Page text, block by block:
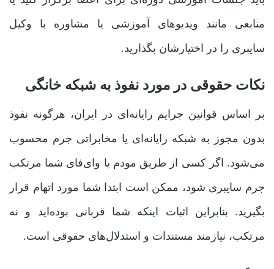
منابعی مانند ویدیوهای آموزشی یا مشاوره با وکیل
سایبری را در اختیارشان بگذارید.
نکات حقوقی در مورد نفوذ به شبکه خانگی
بر اساس قوانین جرایم رایانه‌ای در ایران، هرگونه نفوذ
بدون مجوز به شبکه رایانه‌ای یا مخابراتی جرم محسوب
می‌شود. اگر کسی از طریق مودم یا وای‌فای شما مرتکب
جرم سایبری شود، ممکن است ابتدا شما مورد اتهام قرار
بگیرید. بنابراین اثبات اینکه شما قربانی بوده‌اید و نه
مرتکب، نیازمند مستندات و استدلال‌های حقوقی است.